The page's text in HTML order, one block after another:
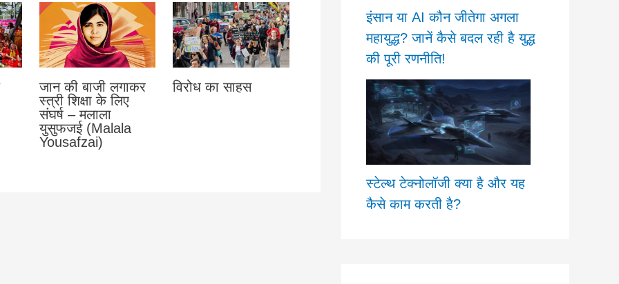
जान की बाजी लगाकर
स्त्री शिक्षा के लिए
संघर्ष – मलाला
युसुफजई (Malala
Yousafzai)
विरोध का साहस
इंसान या AI कौन जीतेगा अगला
महायुद्ध? जानें कैसे बदल रही है युद्ध
की पूरी रणनीति!
स्टेल्थ टेक्नोलॉजी क्या है और यह
कैसे काम करती है?